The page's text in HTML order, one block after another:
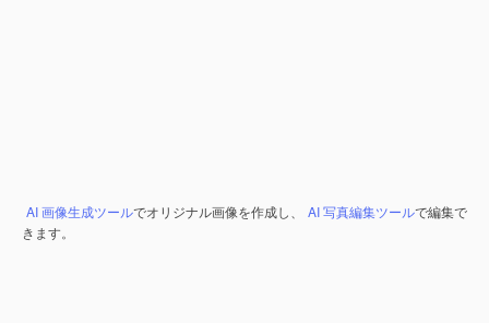
AI 画像生成ツールでオリジナル画像を作成し、 AI 写真編集ツールで編集で
きます。